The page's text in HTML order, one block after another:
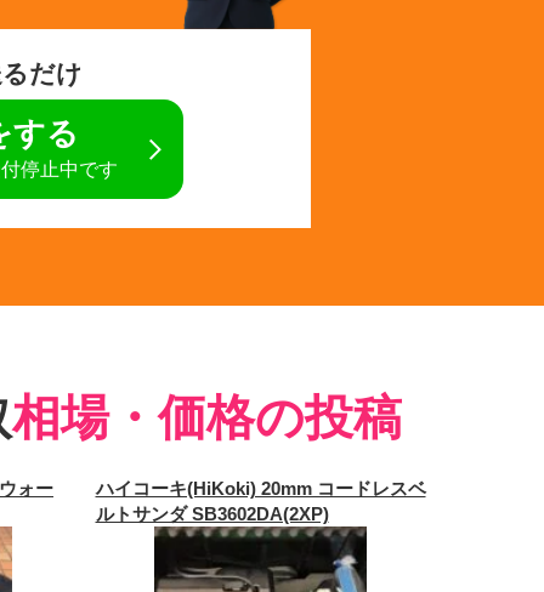
だけ
する
停止中です
相場・価格の投稿
ォー
ハイコーキ(HiKoki) 20mm コードレスベ
ルトサンダ SB3602DA(2XP)